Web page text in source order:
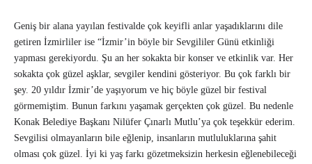
Geniş bir alana yayılan festivalde çok keyifli anlar yaşadıklarını dile
getiren İzmirliler ise “İzmir’in böyle bir Sevgililer Günü etkinliği
yapması gerekiyordu. Şu an her sokakta bir konser ve etkinlik var. Her
sokakta çok güzel aşklar, sevgiler kendini gösteriyor. Bu çok farklı bir
şey. 20 yıldır İzmir’de yaşıyorum ve hiç böyle güzel bir festival
görmemiştim. Bunun farkını yaşamak gerçekten çok güzel. Bu nedenle
Konak Belediye Başkanı Nilüfer Çınarlı Mutlu’ya çok teşekkür ederim.
Sevgilisi olmayanların bile eğlenip, insanların mutluluklarına şahit
olması çok güzel. İyi ki yaş farkı gözetmeksizin herkesin eğlenebileceği